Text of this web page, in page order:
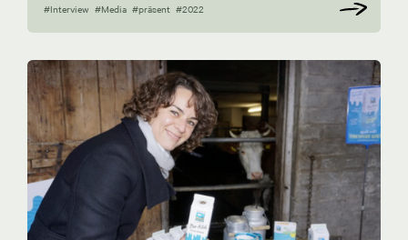
#Interview #Media #präsent #2022